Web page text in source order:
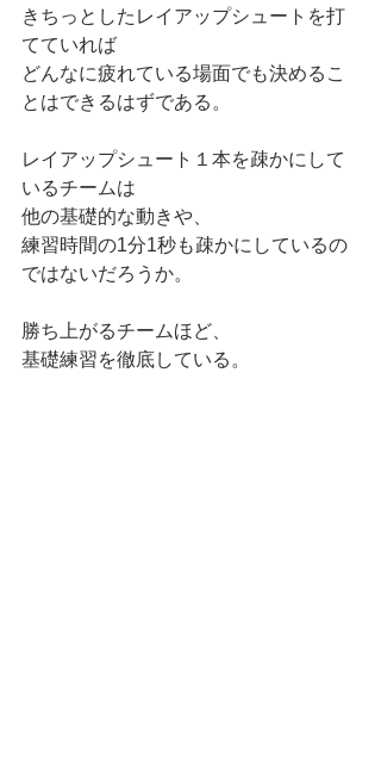
きちっとしたレイアップシュートを打
てていれば
どんなに疲れている場面でも決めるこ
とはできるはずである。
レイアップシュート１本を疎かにして
いるチームは
他の基礎的な動きや、
練習時間の1分1秒も疎かにしているの
ではないだろうか。
勝ち上がるチームほど、
基礎練習を徹底している。